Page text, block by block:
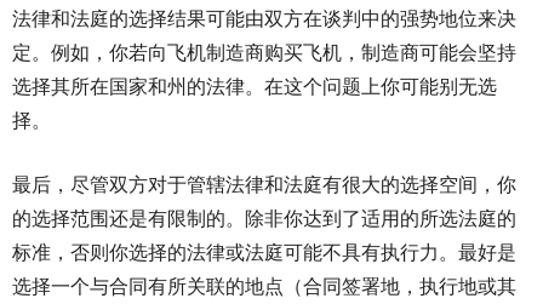
法律和法庭的选择结果可能由双方在谈判中的强势地位来决
定。例如，你若向飞机制造商购买飞机，制造商可能会坚持
选择其所在国家和州的法律。在这个问题上你可能别无选
择。
最后，尽管双方对于管辖法律和法庭有很大的选择空间，你
的选择范围还是有限制的。除非你达到了适用的所选法庭的
标准，否则你选择的法律或法庭可能不具有执行力。最好是
选择一个与合同有所关联的地点（合同签署地，执行地或其